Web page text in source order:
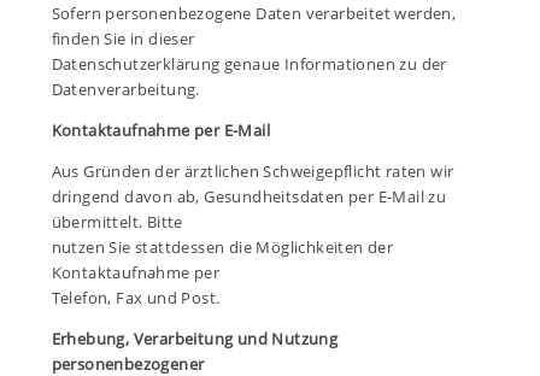
Sofern personenbezogene Daten verarbeitet werden,
finden Sie in dieser
Datenschutzerklärung genaue Informationen zu der
Datenverarbeitung.
Kontaktaufnahme per E-Mail
Aus Gründen der ärztlichen Schweigepflicht raten wir
dringend davon ab, Gesundheitsdaten per E-Mail zu
übermittelt. Bitte
nutzen Sie stattdessen die Möglichkeiten der
Kontaktaufnahme per
Telefon, Fax und Post.
Erhebung, Verarbeitung und Nutzung
personenbezogener